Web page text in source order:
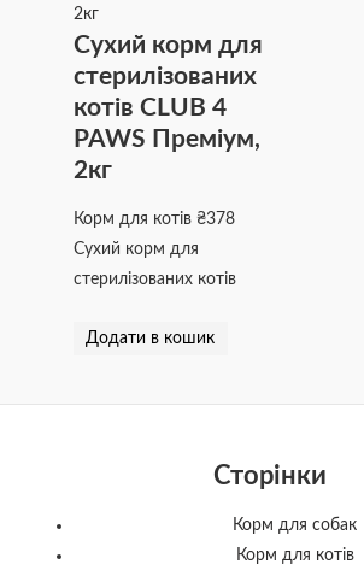
Сухий корм для
стерилізованих
котів CLUB 4
PAWS Преміум,
2кг
Корм для котів₴378
Сухий корм для
стерилізованих котів
Додати в кошик
Сторінки
Корм для собак
Корм для котів